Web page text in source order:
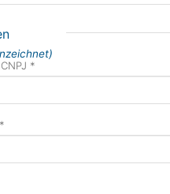
*